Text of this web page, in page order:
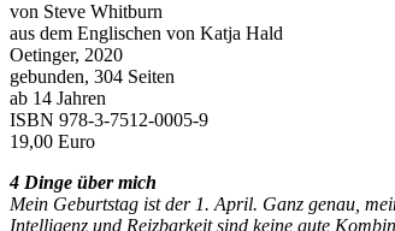
von Steve Whitburn
aus dem Englischen von Katja Hald
Oetinger, 2020
gebunden, 304 Seiten
ab 14 Jahren
ISBN 978-3-7512-0005-9
19,00 Euro
4 Dinge über mich
Mein Geburtstag ist der 1. April. Ganz genau,
Intelligenz und Reizbarkeit sind keine gute